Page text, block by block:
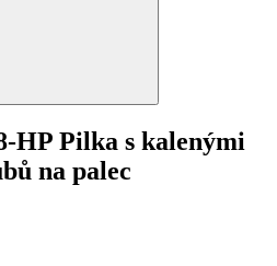
HP Pilka s kalenými
na palec